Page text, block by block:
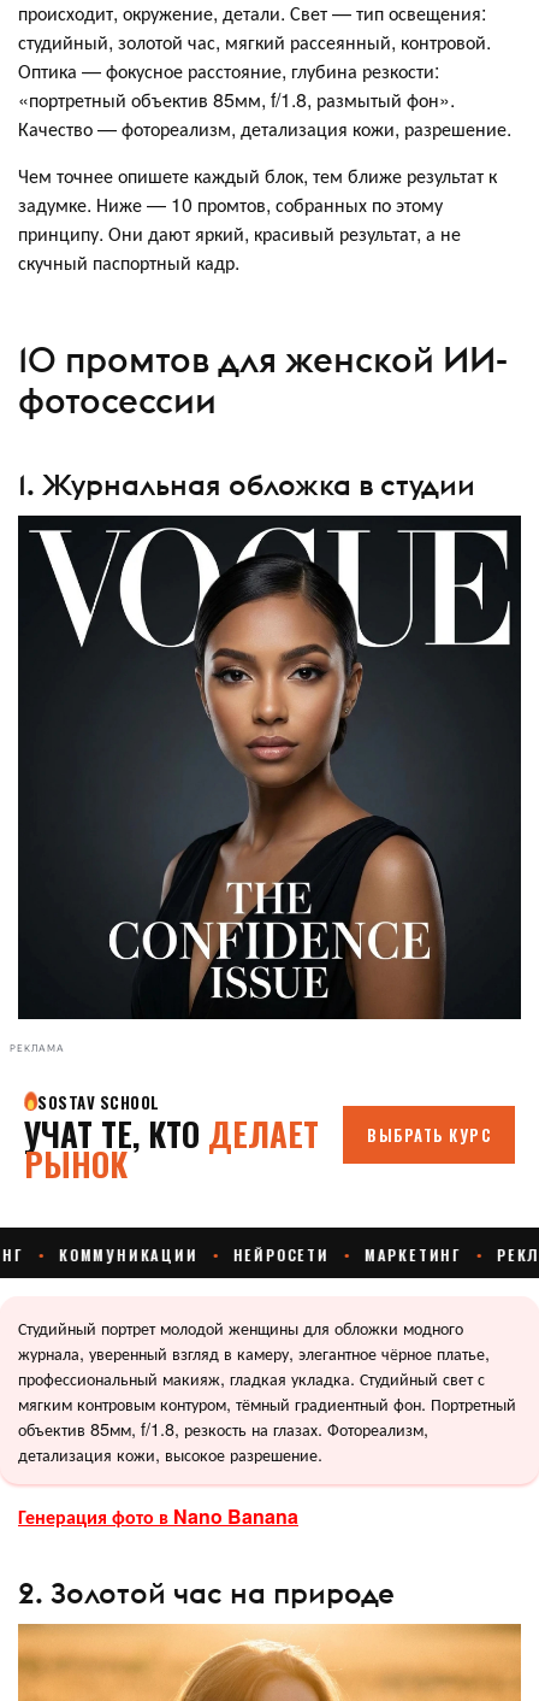
происходит, окружение, детали. Свет — тип освещения:
студийный, золотой час, мягкий рассеянный, контровой.
Оптика — фокусное расстояние, глубина резкости:
«портретный объектив 85мм, f/1.8, размытый фон».
Качество — фотореализм, детализация кожи, разрешение.
Чем точнее опишете каждый блок, тем ближе результат к
задумке. Ниже — 10 промтов, собранных по этому
принципу. Они дают яркий, красивый результат, а не
скучный паспортный кадр.
10 промтов для женской ИИ-
фотосессии
1. Журнальная обложка в студии
РЕКЛАМА
Студийный портрет молодой женщины для обложки модного
журнала, уверенный взгляд в камеру, элегантное чёрное платье,
профессиональный макияж, гладкая укладка. Студийный свет с
мягким контровым контуром, тёмный градиентный фон. Портретный
объектив 85мм, f/1.8, резкость на глазах. Фотореализм,
детализация кожи, высокое разрешение.
Генерация фото в Nano Banana
2. Золотой час на природе